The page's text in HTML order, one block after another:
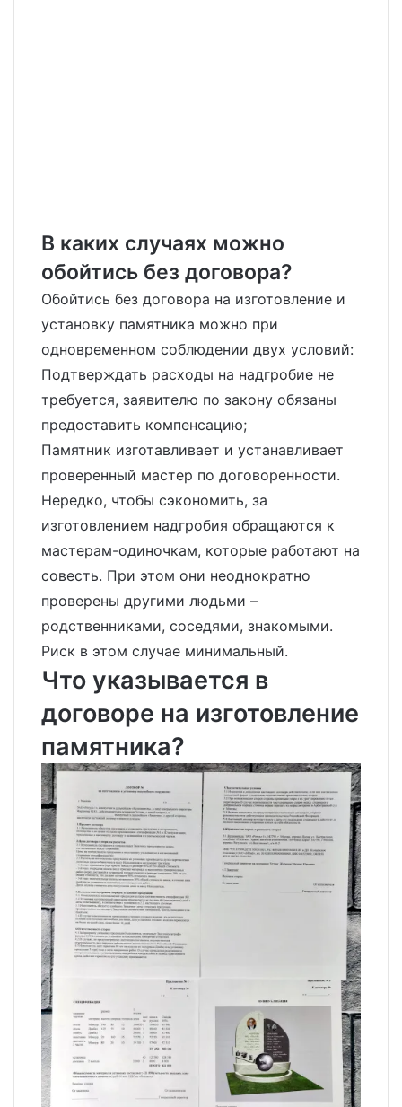
В каких случаях можно
обойтись без договора?
Обойтись без договора на изготовление и
установку памятника можно при
одновременном соблюдении двух условий:
Подтверждать расходы на надгробие не
требуется, заявителю по закону обязаны
предоставить компенсацию;
Памятник изготавливает и устанавливает
проверенный мастер по договоренности.
Нередко, чтобы сэкономить, за
изготовлением надгробия обращаются к
мастерам-одиночкам, которые работают на
совесть. При этом они неоднократно
проверены другими людьми –
родственниками, соседями, знакомыми.
Риск в этом случае минимальный.
Что указывается в
договоре на изготовление
памятника?